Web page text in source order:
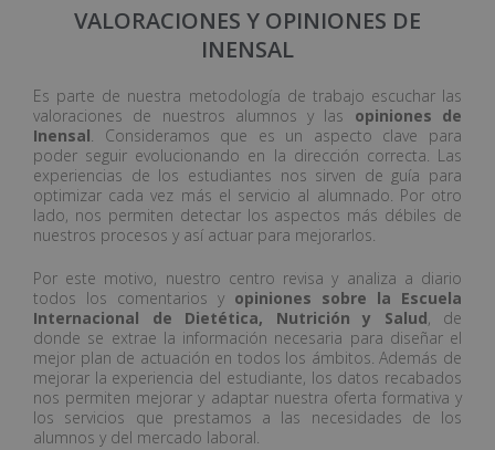
VALORACIONES Y OPINIONES DE
INENSAL
Es parte de nuestra metodología de trabajo escuchar las
valoraciones de nuestros alumnos y las opiniones de
Inensal. Consideramos que es un aspecto clave para
poder seguir evolucionando en la dirección correcta. Las
experiencias de los estudiantes nos sirven de guía para
optimizar cada vez más el servicio al alumnado. Por otro
lado, nos permiten detectar los aspectos más débiles de
nuestros procesos y así actuar para mejorarlos.
Por este motivo, nuestro centro revisa y analiza a diario
todos los comentarios y opiniones sobre la Escuela
Internacional de Dietética, Nutrición y Salud, de
donde se extrae la información necesaria para diseñar el
mejor plan de actuación en todos los ámbitos. Además de
mejorar la experiencia del estudiante, los datos recabados
nos permiten mejorar y adaptar nuestra oferta formativa y
los servicios que prestamos a las necesidades de los
alumnos y del mercado laboral.